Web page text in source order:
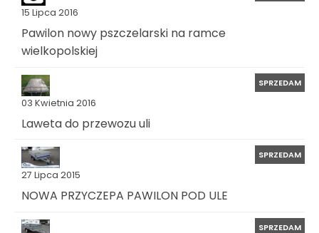
15 Lipca 2016
Pawilon nowy pszczelarski na ramce
wielkopolskiej
03 Kwietnia 2016
SPRZEDAM
Laweta do przewozu uli
27 Lipca 2015
SPRZEDAM
NOWA PRZYCZEPA PAWILON POD ULE
SPRZEDAM